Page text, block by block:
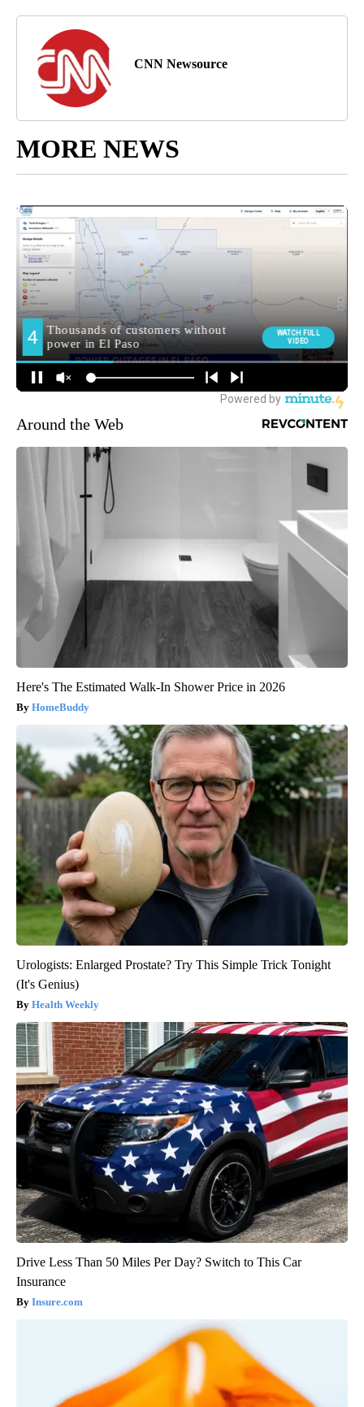
CNN Newsource
MORE NEWS
Around the Web
Here's The Estimated Walk-In Shower Price in 2026
HomeBuddy
Urologists: Enlarged Prostate? Try This Simple Trick Tonight
(It's Genius)
Health Weekly
Drive Less Than 50 Miles Per Day? Switch to This Car
Insurance
Insure.com